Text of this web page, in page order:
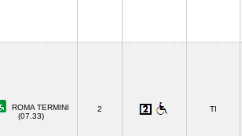
ROMA TERMINI
(07.33)
2 TI